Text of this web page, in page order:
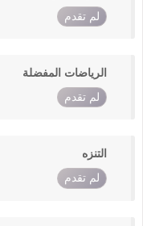
لم تقدم
الرياضات المفضلة
لم تقدم
التنزه
لم تقدم